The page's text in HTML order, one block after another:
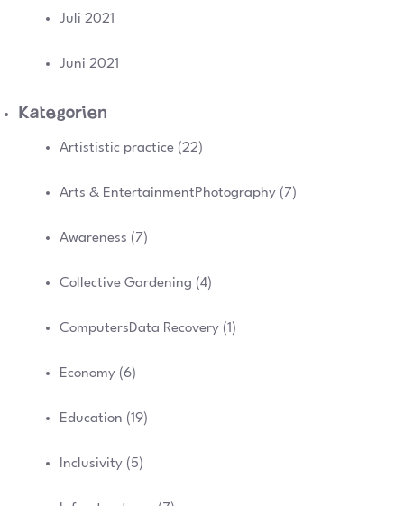
Juli 2021
Juni 2021
Kategorien
Artististic practice(22)
Arts & EntertainmentPhotography(7)
Awareness (7)
Collective Gardening (4)
ComputersData Recovery(1)
Economy(6)
Education (19)
Inclusivity(5)